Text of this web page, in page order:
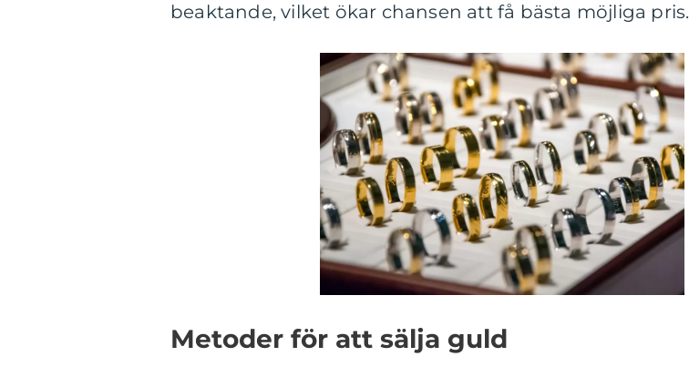
beaktande, vilket ökar chansen att få bästa möjliga pris.
Metoder för att sälja guld